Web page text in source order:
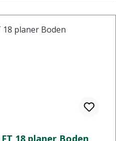
18 planer Boden